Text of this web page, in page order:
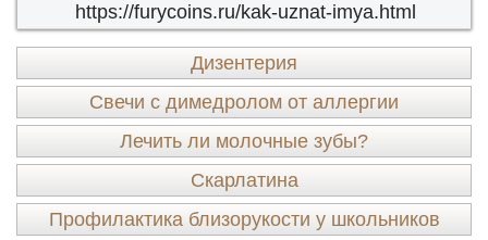
https://furycoins.ru/kak-uznat-imya.html
Дизентерия
Свечи с димедролом от аллергии
Лечить ли молочные зубы?
Скарлатина
Профилактика близорукости у школьников